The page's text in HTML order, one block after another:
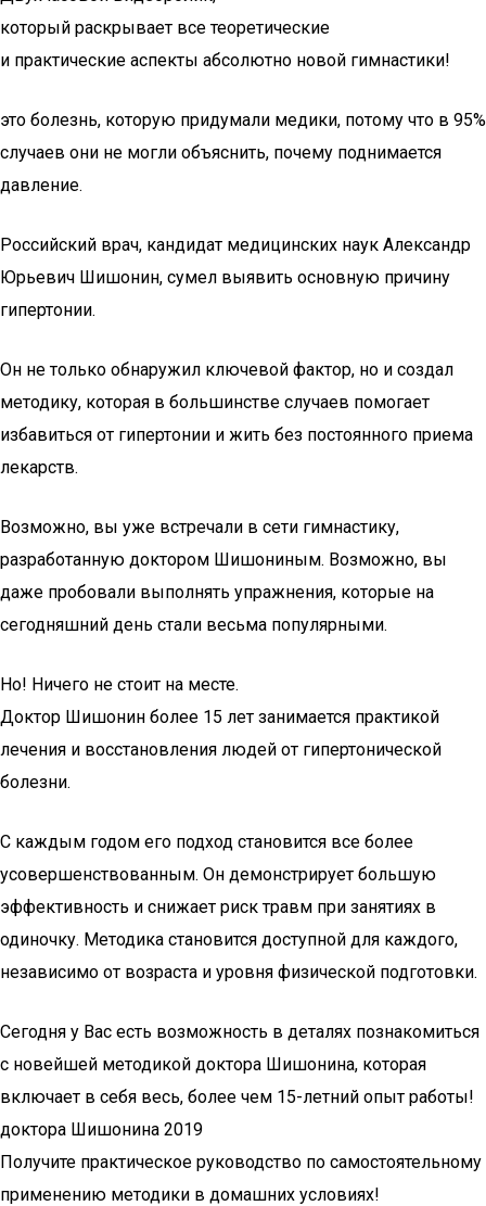
который раскрывает все теоретические
и практические аспекты абсолютно новой гимнастики!
это болезнь, которую придумали медики, потому что в 95%
случаев они не могли объяснить, почему поднимается
давление.
Российский врач, кандидат медицинских наук Александр
Юрьевич Шишонин, сумел выявить основную причину
гипертонии.
Он не только обнаружил ключевой фактор, но и создал
методику, которая в большинстве случаев помогает
избавиться от гипертонии и жить без постоянного приема
лекарств.
Возможно, вы уже встречали в сети гимнастику,
разработанную доктором Шишониным. Возможно, вы
даже пробовали выполнять упражнения, которые на
сегодняшний день стали весьма популярными.
Но! Ничего не стоит на месте.
Доктор Шишонин более 15 лет занимается практикой
лечения и восстановления людей от гипертонической
болезни.
С каждым годом его подход становится все более
усовершенствованным. Он демонстрирует большую
эффективность и снижает риск травм при занятиях в
одиночку. Методика становится доступной для каждого,
независимо от возраста и уровня физической подготовки.
Сегодня у Вас есть возможность в деталях познакомиться
с новейшей методикой доктора Шишонина, которая
включает в себя весь, более чем 15-летний опыт работы!
доктора Шишонина 2019
Получите практическое руководство по самостоятельному
применению методики в домашних условиях!